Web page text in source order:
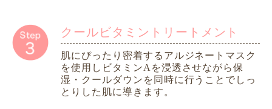
クールビタミントリートメント
肌にぴったり密着するアルジネートマスク
を使用しビタミンAを浸透させながら保
湿・クールダウンを同時に行うことでしっ
とりした肌に導きます。